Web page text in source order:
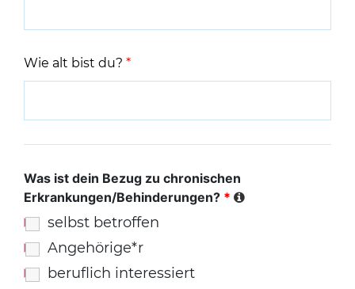
Wie alt bist du? *
Was ist dein Bezug zu chronischen
Erkrankungen/Behinderungen? *
selbst betroffen
Angehörige*r
beruflich interessiert